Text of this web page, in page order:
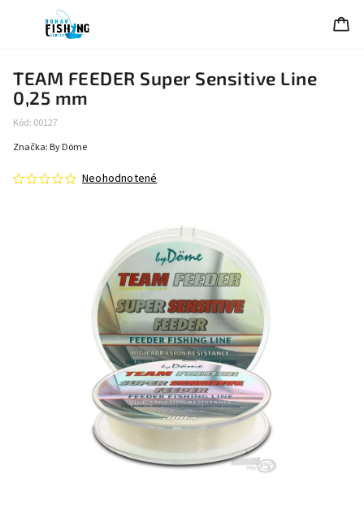
TEAM FEEDER Super Sensitive Line
0,25 mm
Kód: 00127
Neohodnotené
Značka: By Döme